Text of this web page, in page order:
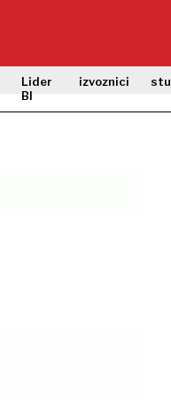
Lider
BI
izvoznici